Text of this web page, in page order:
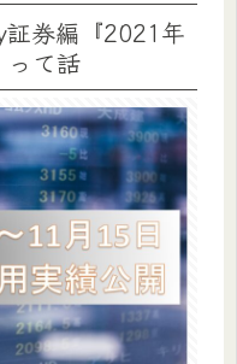
証券編『2021年
て話